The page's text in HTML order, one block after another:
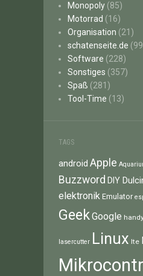
Monopoly (85)
Motorrad (16)
Organisation (21)
schatenseite.de
Software (228)
Sonstiges (357)
Spaß (281)
Tool-Time (13)
TAGS
android Apple
Buzzword DIY
elektronik Emulator
GeekGoogle
lasercutter Linux lte